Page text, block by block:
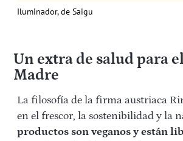
Iluminador, de Saigu
Un extra de salud para
Madre
La filosofía de la firma austriaca
en el frescor, la sostenibilidad y la
productos son veganos y están